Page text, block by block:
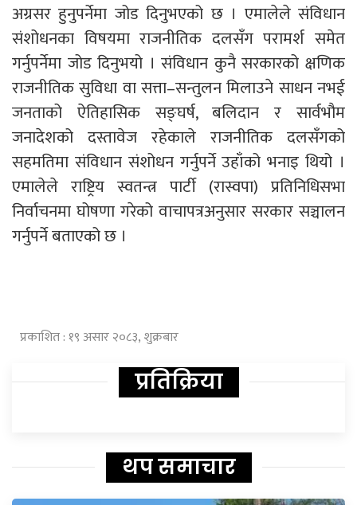
अग्रसर हुनुपर्नेमा जोड दिनुभएको छ । एमालेले संविधान
संशोधनका विषयमा राजनीतिक दलसँग परामर्श समेत
गर्नुपर्नेमा जोड दिनुभयो । संविधान कुनै सरकारको क्षणिक
राजनीतिक सुविधा वा सत्ता–सन्तुलन मिलाउने साधन नभई
जनताको ऐतिहासिक सङ्घर्ष, बलिदान र सार्वभौम
जनादेशको दस्तावेज रहेकाले राजनीतिक दलसँगको
सहमतिमा संविधान संशोधन गर्नुपर्ने उहाँको भनाइ थियो ।
एमालेले राष्ट्रिय स्वतन्त्र पार्टी (रास्वपा) प्रतिनिधिसभा
निर्वाचनमा घोषणा गरेको वाचापत्रअनुसार सरकार सञ्चालन
गर्नुपर्ने बताएको छ ।
प्रकाशित : १९ असार २०८३, शुक्रबार
प्रतिक्रिया
थप समाचार